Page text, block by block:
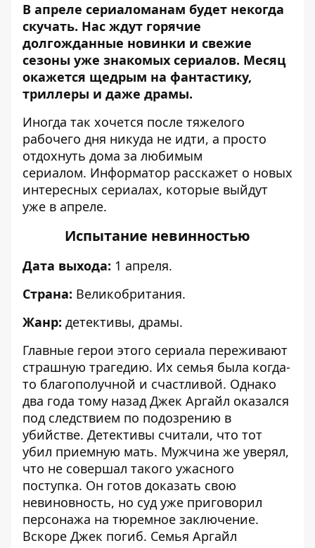
В апреле сериаломанам будет некогда
скучать. Нас ждут горячие
долгожданные новинки и свежие
сезоны уже знакомых сериалов. Месяц
окажется щедрым на фантастику,
триллеры и даже драмы.
Иногда так хочется после тяжелого
рабочего дня никуда не идти, а просто
отдохнуть дома за любимым
сериалом. Информатор расскажет о новых
интересных сериалах, которые выйдут
уже в апреле.
Испытание невинностью
Дата выхода: 1 апреля.
Страна: Великобритания.
Жанр: детективы, драмы.
Главные герои этого сериала переживают
страшную трагедию. Их семья была когда-
то благополучной и счастливой. Однако
два года тому назад Джек Аргайл оказался
под следствием по подозрению в
убийстве. Детективы считали, что тот
убил приемную мать. Мужчина же уверял,
что не совершал такого ужасного
поступка. Он готов доказать свою
невиновность, но суд уже приговорил
персонажа на тюремное заключение.
Вскоре Джек погиб. Семья Аргайл